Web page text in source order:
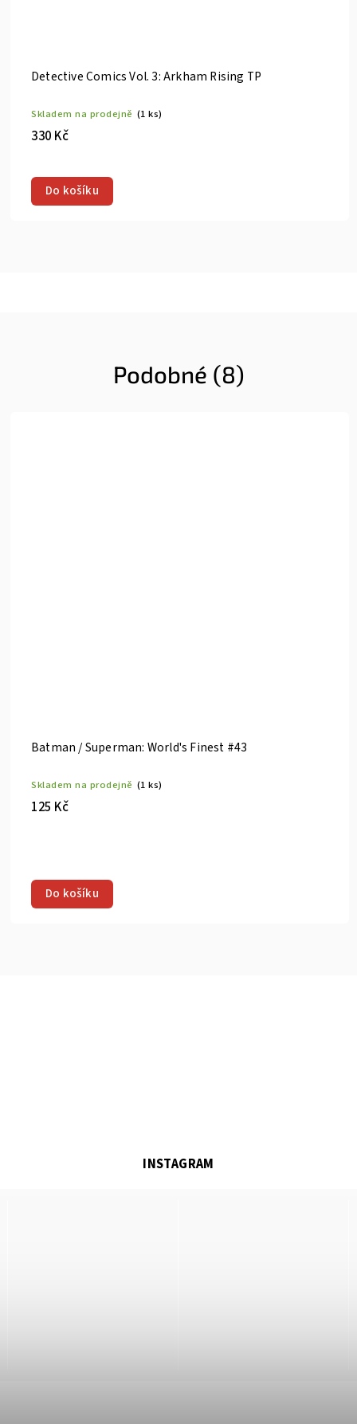
Detective Comics Vol. 3: Arkham Rising TP
Skladem na prodejně (1 ks)
330 Kč
Do košíku
Podobné (8)
Batman / Superman: World's Finest #43
Skladem na prodejně (1 ks)
125 Kč
Do košíku
INSTAGRAM